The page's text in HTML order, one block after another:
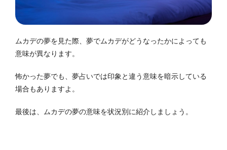
ムカデの夢を見た際、夢でムカデがどうなったかによっても
意味が異なります。
怖かった夢でも、夢占いでは印象と違う意味を暗示している
場合もありますよ。
最後は、ムカデの夢の意味を状況別に紹介しましょう。